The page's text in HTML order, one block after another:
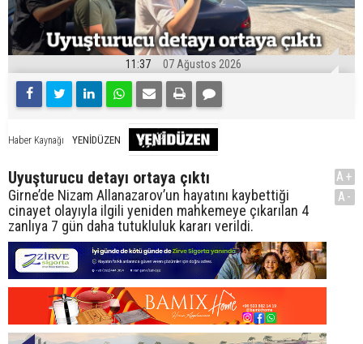
11:37 07 Ağustos 2026
Haber Kaynağı YENİDÜZEN
Uyuşturucu detayı ortaya çıktı
Girne’de Nizam Allanazarov’un hayatını kaybettiği
cinayet olayıyla ilgili yeniden mahkemeye çıkarılan 4
zanlıya 7 gün daha tutukluluk kararı verildi.
A+
A-